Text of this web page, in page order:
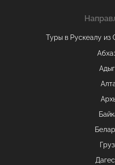
Туры в Рускеалу из